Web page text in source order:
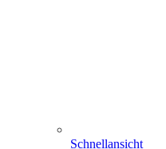
Schnellansicht